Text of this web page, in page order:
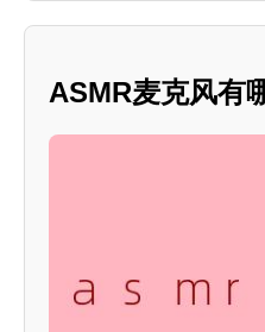
ASMR麦克风有